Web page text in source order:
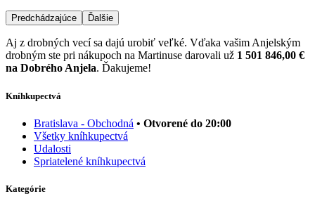
Predchádzajúce Ďalšie
Aj z drobných vecí sa dajú urobiť veľké. Vďaka vašim Anjelským
drobným ste pri nákupoch na Martinuse darovali už 1 501 846,00 €
na Dobrého Anjela. Ďakujeme!
Kníhkupectvá
Bratislava - Obchodná • Otvorené do 20:00
Všetky kníhkupectvá
Udalosti
Spriatelené kníhkupectvá
Kategórie